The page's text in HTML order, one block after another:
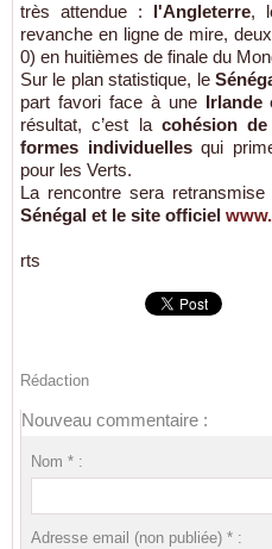
très attendue : l'Angleterre,
revanche en ligne de mire,
0) en huitièmes de finale du
Sur le plan statistique, le
part favori face à une Irlande
résultat, c’est la cohésion de
formes individuellesqui
pour les Verts.
La rencontre sera retransmise
Sénégal et le site officiel
rts
Rédaction
Nouveau commentaire :
Nom * :
Adresse email (non publiée) * :